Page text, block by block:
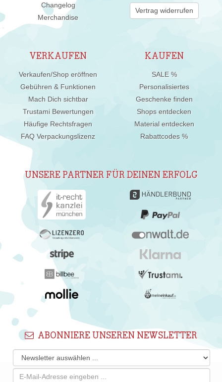
Changelog
Merchandise
Vertrag widerrufen
VERKAUFEN
Verkaufen/Shop eröffnen
Gebühren & Funktionen
Mach Dich sichtbar
Trustami Bewertungen
Häufige Rechtsfragen
FAQ Verpackungslizenz
KAUFEN
SALE %
Personalisiertes
Geschenke finden
Shops entdecken
Material entdecken
Rabattcodes %
UNSERE PARTNER FÜR DEINEN ERFOLG
ABONNIERE UNSEREN NEWSLETTER